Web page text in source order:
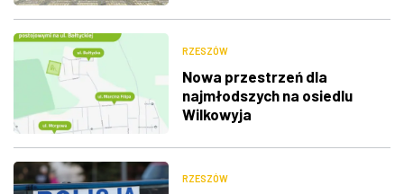
wspólne śpiewanie
RZESZÓW
Nowa przestrzeń dla
najmłodszych na osiedlu
Wilkowyja
RZESZÓW